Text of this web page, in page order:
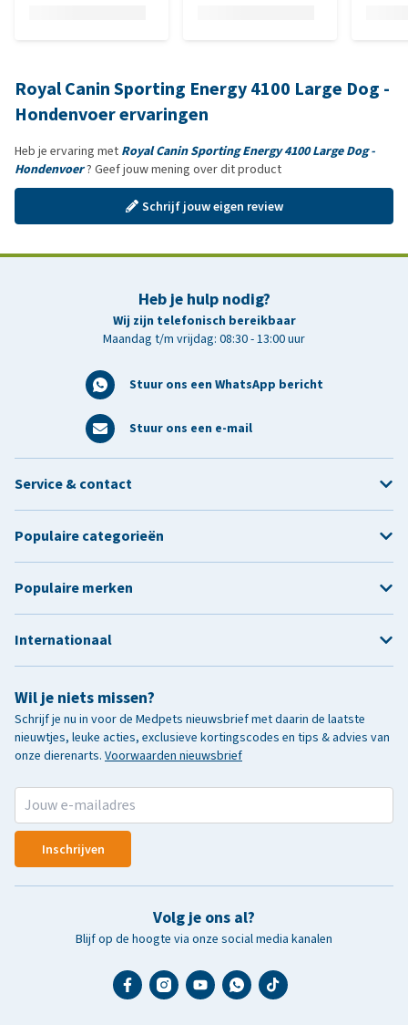
Royal Canin Sporting Energy 4100 Large Dog -
Hondenvoer ervaringen
Heb je ervaring met Royal Canin Sporting Energy 4100 Large Dog -
Hondenvoer? Geef jouw mening over dit product
Schrijf jouw eigen review
Heb je hulp nodig?
Wij zijn telefonisch bereikbaar
Maandag t/m vrijdag: 08:30 - 13:00 uur
Stuur ons een WhatsApp bericht
Stuur ons een e-mail
Wil je niets missen?
Schrijf je nu in voor de Medpets nieuwsbrief met daarin de laatste
nieuwtjes, leuke acties, exclusieve kortingscodes en tips & advies van
onze dierenarts. Voorwaarden nieuwsbrief
Inschrijven
Volg je ons al?
Blijf op de hoogte via onze social media kanalen
Service & contact
Populaire categorieën
Populaire merken
Internationaal